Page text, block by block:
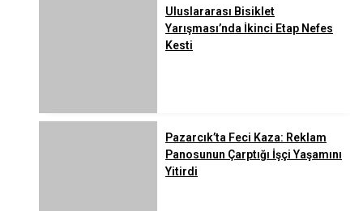
Uluslararası Bisiklet
Yarışması’nda İkinci Etap Nefes
Kesti
Pazarcık’ta Feci Kaza: Reklam
Panosunun Çarptığı İşçi Yaşamını
Yitirdi